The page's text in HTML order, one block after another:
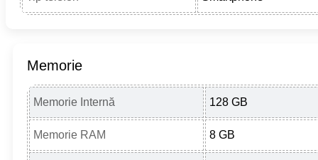
Memorie
Memorie Internă 128 GB
Memorie RAM 8 GB